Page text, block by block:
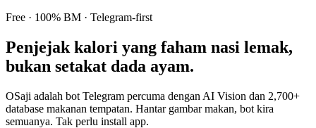
Free · 100% BM · Telegram-first
Penjejak kalori yang faham nasi lemak,
bukan setakat dada ayam.
OSaji adalah bot Telegram percuma dengan AI Vision dan 2,700+
database makanan tempatan. Hantar gambar makan, bot kira
semuanya. Tak perlu install app.